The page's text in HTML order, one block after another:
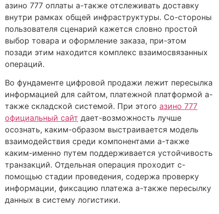
азино 777 оплаты а-также отслеживать доставку
внутри рамках общей инфраструктуры. Со-стороны
пользователя сценарий кажется словно простой
выбор товара и оформление заказа, при-этом
позади этим находится комплекс взаимосвязанных
операций.
Во фундаменте цифровой продажи лежит пересылка
информацией для сайтом, платежной платформой а-
также складской системой. При этого азино 777
официальный сайт дает-возможность лучше
осознать, каким-образом выстраивается модель
взаимодействия среди компонентами а-также
каким-именно путем поддерживается устойчивость
транзакций. Отдельная операция проходит с-
помощью стадии проведения, содержа проверку
информации, фиксацию платежа а-также пересылку
данных в систему логистики.